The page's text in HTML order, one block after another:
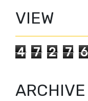
VIEW
4 7 2 7 6
ARCHIVE